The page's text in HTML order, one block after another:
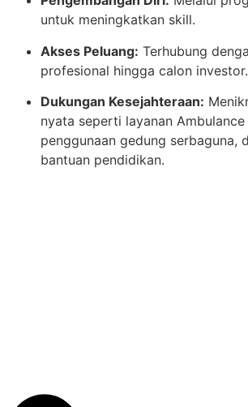
untuk meningkatkan skill.
Akses Peluang: Terhubung
profesional hingga calon investor.
Dukungan Kesejahteraan:
nyata seperti layanan
penggunaan gedung serbaguna,
bantuan pendidikan.